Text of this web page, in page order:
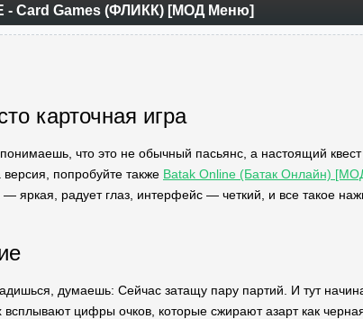
- Card Games (ФЛИКК) [МОД Меню]
карточная игра
что это не обычный пасьянс, а настоящий
попробуйте также Batak Online (Батак Онлайн)
яркая, радует глаз, интерфейс — четкий, и все такое
думаешь: Сейчас затащу пару партий. И тут
цифры очков, которые сжирают азарт как